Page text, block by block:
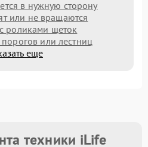
в нужную сторону
или не вращаются
роликами щеток
или лестниц
еще
техники iLife